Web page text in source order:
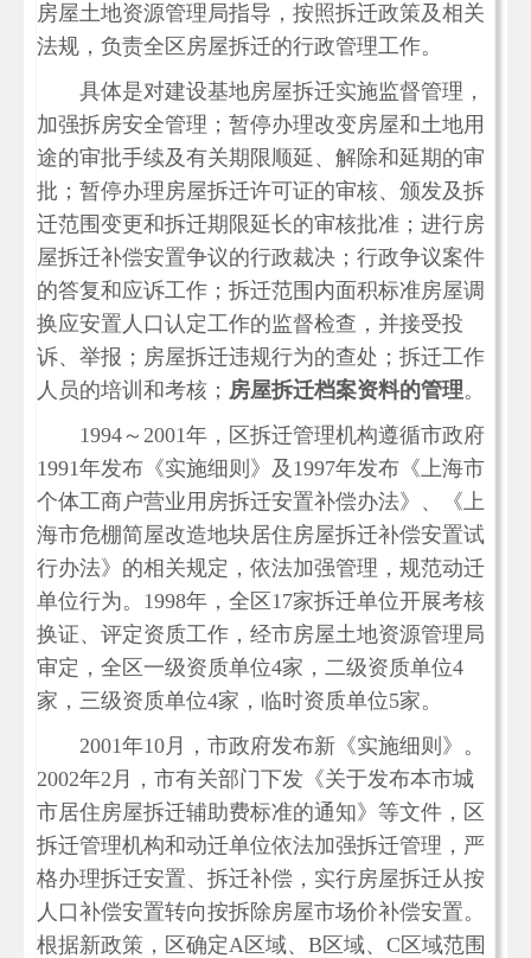
房屋土地资源管理局指导，按照拆迁政策及相关
法规，负责全区房屋拆迁的行政管理工作。
具体是对建设基地房屋拆迁实施监督管理，
加强拆房安全管理；暂停办理改变房屋和土地用
途的审批手续及有关期限顺延、解除和延期的审
批；暂停办理房屋拆迁许可证的审核、颁发及拆
迁范围变更和拆迁期限延长的审核批准；进行房
屋拆迁补偿安置争议的行政裁决；行政争议案件
的答复和应诉工作；拆迁范围内面积标准房屋调
换应安置人口认定工作的监督检查，并接受投
诉、举报；房屋拆迁违规行为的查处；拆迁工作
人员的培训和考核； 房屋拆迁档案资料的管理。
1994～2001年，区拆迁管理机构遵循市政府
1991年发布《实施细则》及1997年发布《上海市
个体工商户营业用房拆迁安置补偿办法》、《上
海市危棚简屋改造地块居住房屋拆迁补偿安置试
行办法》的相关规定，依法加强管理，规范动迁
单位行为。1998年，全区17家拆迁单位开展考核
换证、评定资质工作，经市房屋土地资源管理局
审定，全区一级资质单位4家，二级资质单位4
家，三级资质单位4家，临时资质单位5家。
2001年10月，市政府发布新《实施细则》。
2002年2月，市有关部门下发《关于发布本市城
市居住房屋拆迁辅助费标准的通知》等文件，区
拆迁管理机构和动迁单位依法加强拆迁管理，严
格办理拆迁安置、拆迁补偿，实行房屋拆迁从按
人口补偿安置转向按拆除房屋市场价补偿安置。
根据新政策，区确定A区域、B区域、C区域范围